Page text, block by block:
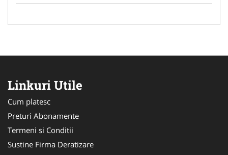
Linkuri Utile
Cum platesc
Preturi Abonamente
Termeni si Conditii
Sustine Firma Deratizare